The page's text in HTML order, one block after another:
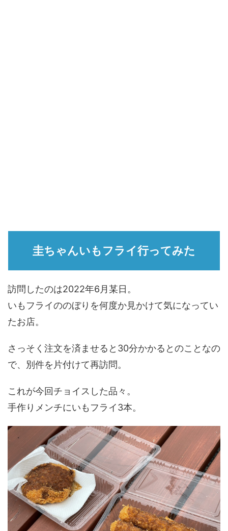
圭ちゃんいもフライ行ってみた
訪問したのは2022年6月某日。
いもフライののぼりを何度か見かけて気になってい
たお店。
さっそく注文を済ませると30分かかるとのことなの
で、別件を片付けて再訪問。
これが今回チョイスした品々。
手作りメンチにいもフライ3本。